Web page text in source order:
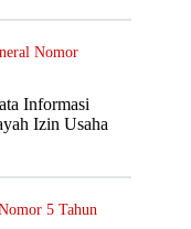
Nomor
Informasi
Izin Usaha
5 Tahun